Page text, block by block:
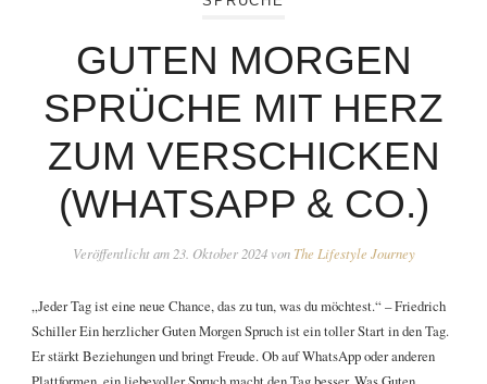
GUTEN MORGEN
SPRÜCHE MIT HERZ
ZUM VERSCHICKEN
(WHATSAPP & CO.)
Veröffentlicht am 23. Oktober 2024 von The Lifestyle Journey
„Jeder Tag ist eine neue Chance, das zu tun, was du möchtest.“ – Friedrich
Schiller Ein herzlicher Guten Morgen Spruch ist ein toller Start in den Tag.
Er stärkt Beziehungen und bringt Freude. Ob auf WhatsApp oder anderen